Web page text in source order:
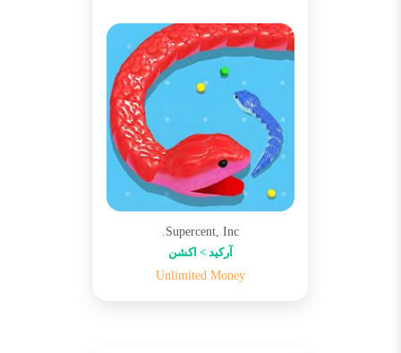
Supercent, Inc.
آرکید > اکشن
Unlimited Money